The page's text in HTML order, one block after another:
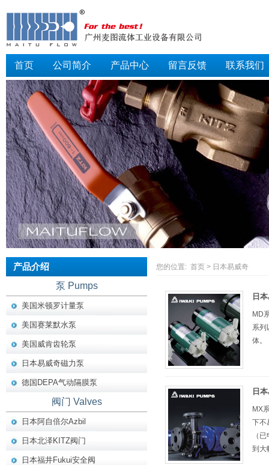
首页 公司简介 产品中心 留言反馈 联系我们
您的位置: 首页 > 日本易威奇
日
MD
系列
体。
日
MX
下不
（
到大
产品介绍
泵 Pumps
美国米顿罗计量泵
美国赛莱默水泵
美国威肯齿轮泵
日本易威奇磁力泵
德国DEPA气动隔膜泵
阀门 Valves
日本阿自倍尔Azbil
日本北泽KITZ阀门
日本福井Fukui安全阀